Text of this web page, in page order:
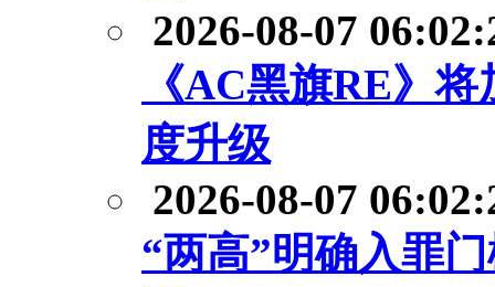
2026-08-07
《AC黑旗RE》
度升级
2026-08-07
“两高”明确入罪